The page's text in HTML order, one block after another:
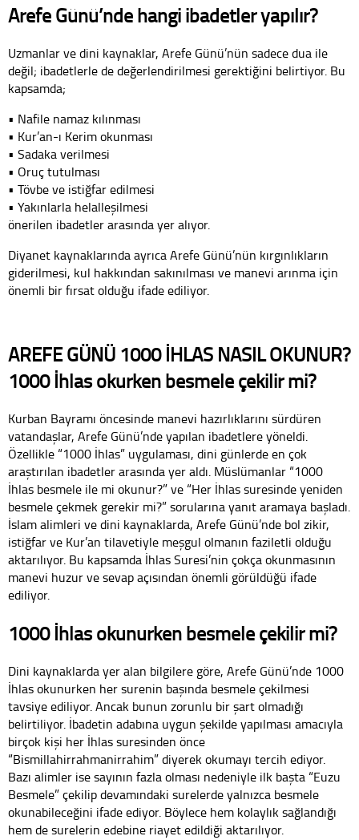
Arefe Günü’nde hangi ibadetler yapılır?
Uzmanlar ve dini kaynaklar, Arefe Günü’nün sadece dua ile
değil; ibadetlerle de değerlendirilmesi gerektiğini belirtiyor. Bu
kapsamda;
• Nafile namaz kılınması
• Kur’an-ı Kerim okunması
• Sadaka verilmesi
• Oruç tutulması
• Tövbe ve istiğfar edilmesi
• Yakınlarla helalleşilmesi
önerilen ibadetler arasında yer alıyor.
Diyanet kaynaklarında ayrıca Arefe Günü’nün kırgınlıkların
giderilmesi, kul hakkından sakınılması ve manevi arınma için
önemli bir fırsat olduğu ifade ediliyor.
AREFE GÜNÜ 1000 İHLAS NASIL OKUNUR?
1000 İhlas okurken besmele çekilir mi?
Kurban Bayramı öncesinde manevi hazırlıklarını sürdüren
vatandaşlar, Arefe Günü’nde yapılan ibadetlere yöneldi.
Özellikle “1000 İhlas” uygulaması, dini günlerde en çok
araştırılan ibadetler arasında yer aldı. Müslümanlar “1000
İhlas besmele ile mi okunur?” ve “Her İhlas suresinde yeniden
besmele çekmek gerekir mi?” sorularına yanıt aramaya başladı.
İslam alimleri ve dini kaynaklarda, Arefe Günü’nde bol zikir,
istiğfar ve Kur’an tilavetiyle meşgul olmanın faziletli olduğu
aktarılıyor. Bu kapsamda İhlas Suresi’nin çokça okunmasının
manevi huzur ve sevap açısından önemli görüldüğü ifade
ediliyor.
1000 İhlas okunurken besmele çekilir mi?
Dini kaynaklarda yer alan bilgilere göre, Arefe Günü’nde 1000
İhlas okunurken her surenin başında besmele çekilmesi
tavsiye ediliyor. Ancak bunun zorunlu bir şart olmadığı
belirtiliyor. İbadetin adabına uygun şekilde yapılması amacıyla
birçok kişi her İhlas suresinden önce
“Bismillahirrahmanirrahim” diyerek okumayı tercih ediyor.
Bazı alimler ise sayının fazla olması nedeniyle ilk başta “Euzu
Besmele” çekilip devamındaki surelerde yalnızca besmele
okunabileceğini ifade ediyor. Böylece hem kolaylık sağlandığı
hem de surelerin edebine riayet edildiği aktarılıyor.